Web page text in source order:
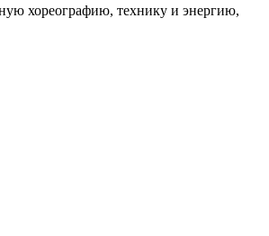
хореографию, технику и энергию,